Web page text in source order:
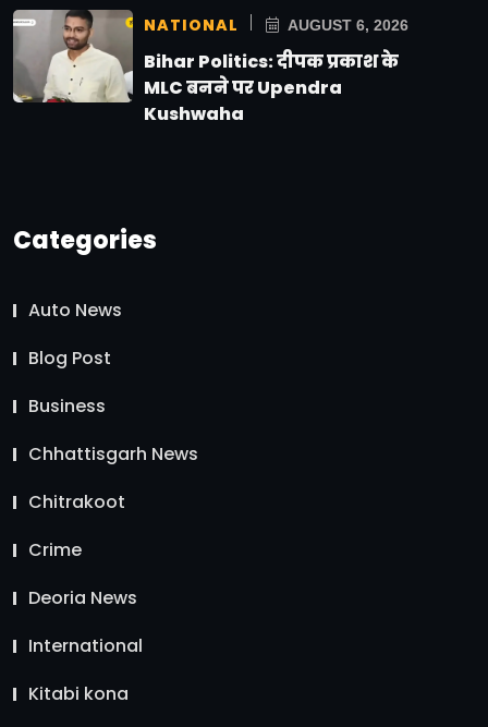
NATIONAL AUGUST 6, 2026
Bihar Politics: दीपक प्रकाश के
MLC बनने पर Upendra
Kushwaha
Categories
Auto News
Blog Post
Business
Chhattisgarh News
Chitrakoot
Crime
Deoria News
International
Kitabi kona